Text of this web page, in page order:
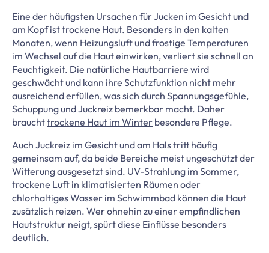
Eine der häufigsten Ursachen für Jucken im Gesicht und
am Kopf ist trockene Haut. Besonders in den kalten
Monaten, wenn Heizungsluft und frostige Temperaturen
im Wechsel auf die Haut einwirken, verliert sie schnell an
Feuchtigkeit. Die natürliche Hautbarriere wird
geschwächt und kann ihre Schutzfunktion nicht mehr
ausreichend erfüllen, was sich durch Spannungsgefühle,
Schuppung und Juckreiz bemerkbar macht. Daher
brauchttrockene Haut im Winter besondere Pflege.
Auch Juckreiz im Gesicht und am Hals tritt häufig
gemeinsam auf, da beide Bereiche meist ungeschützt der
Witterung ausgesetzt sind. UV-Strahlung im Sommer,
trockene Luft in klimatisierten Räumen oder
chlorhaltiges Wasser im Schwimmbad können die Haut
zusätzlich reizen. Wer ohnehin zu einer empfindlichen
Hautstruktur neigt, spürt diese Einflüsse besonders
deutlich.